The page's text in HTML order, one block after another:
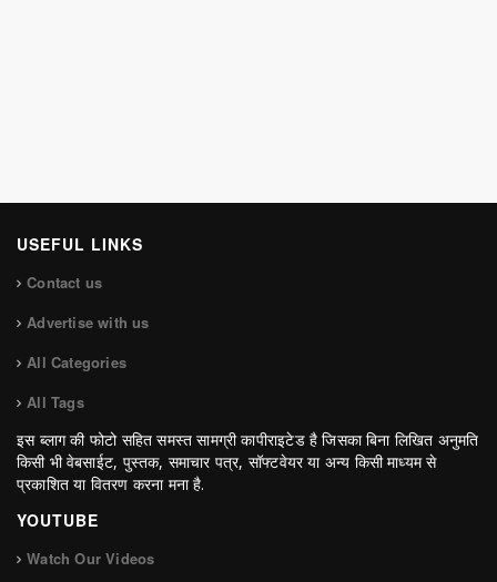
USEFUL LINKS
Contact us
Advertise with us
All Categories
All Tags
इस ब्लाग की फोटो सहित समस्त सामग्री कापीराइटेड है जिसका बिना लिखित अनुमति
किसी भी वेबसाईट, पुस्तक, समाचार पत्र, सॉफ्टवेयर या अन्य किसी माध्यम से
प्रकाशित या वितरण करना मना है.
YOUTUBE
Watch Our Videos